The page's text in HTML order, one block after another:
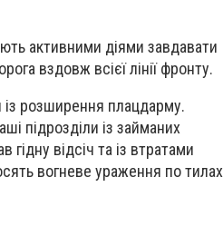
активними діями завдавати
вздовж всієї лінії фронту.
із розширення плацдарму.
підрозділи із займаних
відсіч та із втратами
вогневе ураження по тилах